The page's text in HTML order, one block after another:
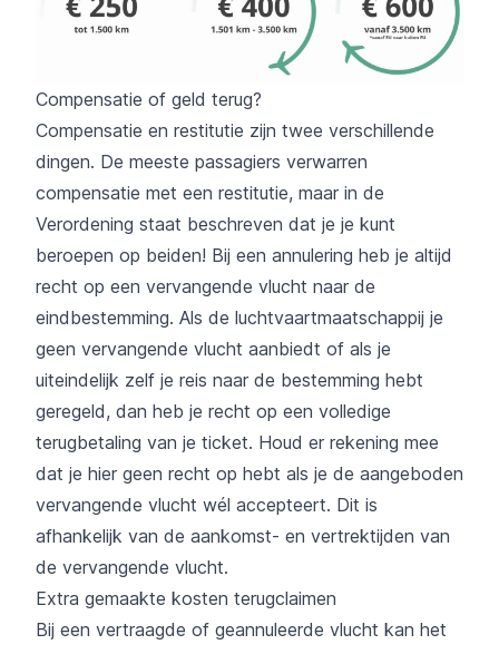
Compensatie of geld terug?
Compensatie en restitutie zijn twee verschillende
dingen. De meeste passagiers verwarren
compensatie met een restitutie, maar in de
Verordening staat beschreven dat je je kunt
beroepen op beiden! Bij een annulering heb je altijd
recht op een vervangende vlucht naar de
eindbestemming. Als de luchtvaartmaatschappij je
geen vervangende vlucht aanbiedt of als je
uiteindelijk zelf je reis naar de bestemming hebt
geregeld, dan heb je recht op een volledige
terugbetaling van je ticket. Houd er rekening mee
dat je hier geen recht op hebt als je de aangeboden
vervangende vlucht wél accepteert. Dit is
afhankelijk van de aankomst- en vertrektijden van
de vervangende vlucht.
Extra gemaakte kosten terugclaimen
Bij een vertraagde of geannuleerde vlucht kan het